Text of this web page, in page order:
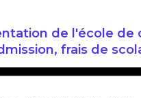
de l'école de
frais de